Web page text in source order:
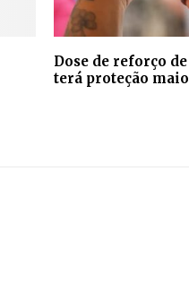
Dose de reforço
terá proteção